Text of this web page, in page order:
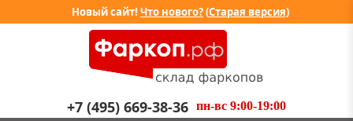
Новый сайт! Что нового?(Старая версия)
+7 (495) 669-38-36 пн-вс 9:00-19:00